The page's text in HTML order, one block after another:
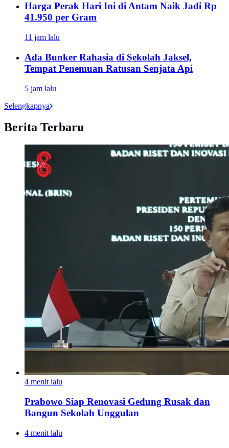
Harga Perak Hari Ini di Antam Naik Jadi Rp
41.950 per Gram
11 jam lalu
Ada Bunker Rahasia di Sekolah Jaksel,
Tempat Penemuan Ratusan Senjata Api
5 jam lalu
Selengkapnya
Berita Terbaru
4 menit lalu
Prabowo Siap Renovasi Gedung Rusak dan
Bangun Sekolah Unggulan
4 menit lalu